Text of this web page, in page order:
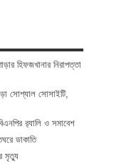
হিফজখানার নিরাপত্তা
সোশ্যাল সোসাইটি,
র‌্যালি ও সমাবেশ
ডাকাতি
মৃত্যু